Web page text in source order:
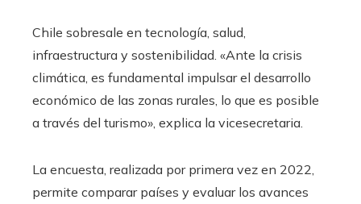
Chile sobresale en tecnología, salud,
infraestructura y sostenibilidad. «Ante la crisis
climática, es fundamental impulsar el desarrollo
económico de las zonas rurales, lo que es posible
a través del turismo», explica la vicesecretaria.
La encuesta, realizada por primera vez en 2022,
permite comparar países y evaluar los avances